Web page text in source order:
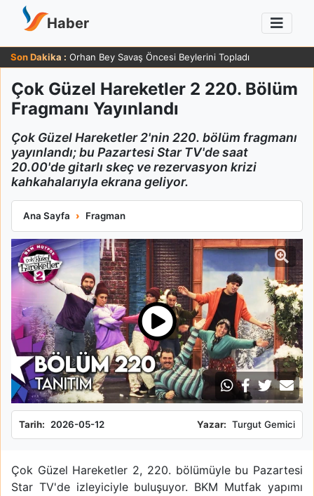
Haber
Son Dakika : Orhan Bey Savaş Öncesi Beylerini Topladı
Çok Güzel Hareketler 2 220. Bölüm
Fragmanı Yayınlandı
Çok Güzel Hareketler 2'nin 220. bölüm fragmanı
yayınlandı; bu Pazartesi Star TV'de saat
20.00'de gitarlı skeç ve rezervasyon krizi
kahkahalarıyla ekrana geliyor.
Ana Sayfa Fragman
Çok Güzel Hareketler 2 220. Bölüm Fragmanı Yayınlandı
Tarih: 2026-05-12 Yazar: Turgut Gemici
Çok Güzel Hareketler 2, 220. bölümüyle bu Pazartesi
Star TV'de izleyiciyle buluşuyor. BKM Mutfak yapımı